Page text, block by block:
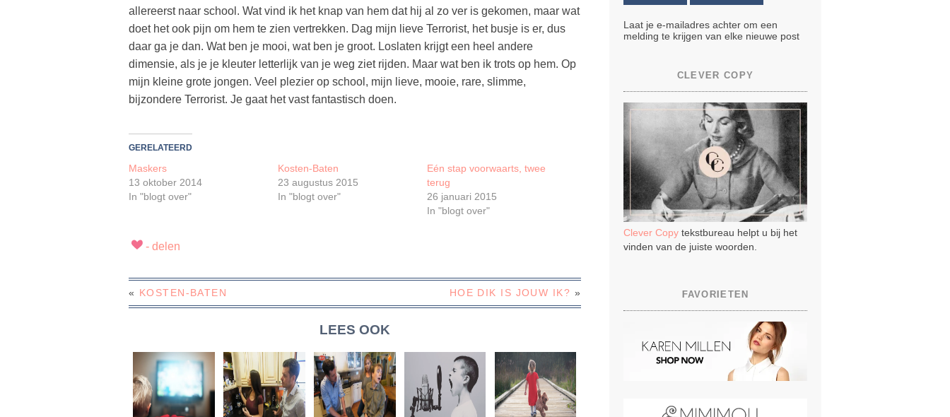
allereerst naar school. Wat vind ik het knap van hem dat hij al zo ver is gekomen, maar wat
doet het ook pijn om hem te zien vertrekken. Dag mijn lieve Terrorist, het busje is er, dus
daar ga je dan. Wat ben je mooi, wat ben je groot. Loslaten krijgt een heel andere
dimensie, als je je kleuter letterlijk van je weg ziet rijden. Maar wat ben ik trots op hem. Op
mijn kleine grote jongen. Veel plezier op school, mijn lieve, mooie, rare, slimme,
bijzondere Terrorist. Je gaat het vast fantastisch doen.
GERELATEERD
Maskers
13 oktober 2014
In "blogt over"
Kosten-Baten
23 augustus 2015
In "blogt over"
Eén stap voorwaarts, twee
terug
26 januari 2015
In "blogt over"
« KOSTEN-BATEN HOE DIK IS JOUW IK? »
LEES OOK
Laat je e-mailadres achter om een
melding te krijgen van elke nieuwe post
CLEVER COPY
Clever Copy tekstbureau helpt u bij het
vinden van de juiste woorden.
FAVORIETEN